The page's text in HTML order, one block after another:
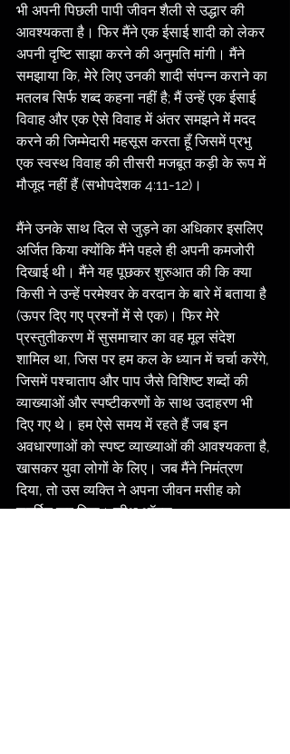
भी अपनी पिछली पापी जीवन शैली से उद्धार की
आवश्यकता है। फिर मैंने एक ईसाई शादी को लेकर
अपनी दृष्टि साझा करने की अनुमति मांगी। मैंने
समझाया कि, मेरे लिए उनकी शादी संपन्न कराने का
मतलब सिर्फ शब्द कहना नहीं है; मैं उन्हें एक ईसाई
विवाह और एक ऐसे विवाह में अंतर समझने में मदद
करने की जिम्मेदारी महसूस करता हूँ जिसमें प्रभु
एक स्वस्थ विवाह की तीसरी मजबूत कड़ी के रूप में
मौजूद नहीं हैं (सभोपदेशक 4:11-12)।
मैंने उनके साथ दिल से जुड़ने का अधिकार इसलिए
अर्जित किया क्योंकि मैंने पहले ही अपनी कमजोरी
दिखाई थी। मैंने यह पूछकर शुरुआत की कि क्या
किसी ने उन्हें परमेश्वर के वरदान के बारे में बताया है
(ऊपर दिए गए प्रश्नों में से एक)। फिर मेरे
प्रस्तुतीकरण में सुसमाचार का वह मूल संदेश
शामिल था, जिस पर हम कल के ध्यान में चर्चा करेंगे,
जिसमें पश्चाताप और पाप जैसे विशिष्ट शब्दों की
व्याख्याओं और स्पष्टीकरणों के साथ उदाहरण भी
दिए गए थे। हम ऐसे समय में रहते हैं जब इन
अवधारणाओं को स्पष्ट व्याख्याओं की आवश्यकता है,
खासकर युवा लोगों के लिए। जब मैंने निमंत्रण
दिया, तो उस व्यक्ति ने अपना जीवन मसीह को
समर्पित कर दिया। कीथ थॉमस